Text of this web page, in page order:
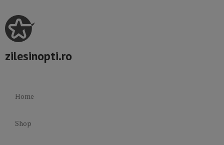
zilesinopti.ro
Home
Shop